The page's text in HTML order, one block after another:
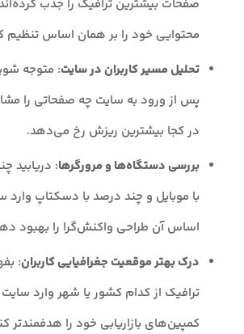
صفحات بیشترین ترافیک را جذب
محتوایی خود را بر همان اساس تنظیم
تحلیل مسیر کاربران در سایت: متوجه
پس از ورود به سایت چه صفحاتی را
در کجا بیشترین ریزش رخ می‌دهد.
بررسی دستگاه‌ها و مرورگرها: دریابید
با موبایل و چند درصد با دسکتاپ وارد
اساس آن طراحی واکنش‌گرا را بهبود
درک بهتر موقعیت جغرافیایی کاربران:
ترافیک از کدام کشور یا شهر وارد
کمپین‌های بازاریابی خود را هدفمندتر